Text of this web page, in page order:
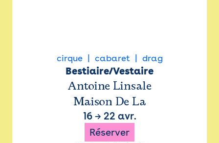
cirque cabaret drag
Bestiaire/Vestaire
Antoine Linsale
Maison De La
16→ 22 avr.
Réserver